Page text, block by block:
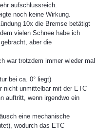
aufschlussreich.
noch keine Wirkung.
10x die Bremse betätigt
vielen Schnee habe ich
aber die
war trotzdem immer wieder mal
bei ca. 0° liegt)
nicht unmittelbar mit der ETC
auftritt, wenn irgendwo ein
eine mechanische
wodurch das ETC